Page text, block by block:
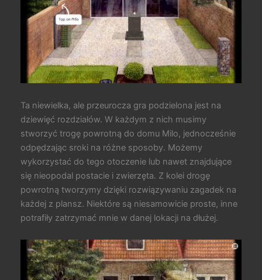
Ta niewielka, ale przeurocza gra podzielona jest na
dziewięć rozdziałów. W każdym z nich musimy
stworzyć trogę powrotną do domu Milo, jednocześnie
odpędzając sroki na różne sposoby. Możemy
wykorzystać do tego otoczenie lub nawet znajdujące
się nieopodal postacie i zwierzęta. Z kolei drogę
powrotną tworzymy dzięki rozwiązywaniu zagadek na
każdej z plansz. Niektóre są niesamowicie proste, inne
potrafiły zatrzymać mnie w danej lokacji na dłużej.